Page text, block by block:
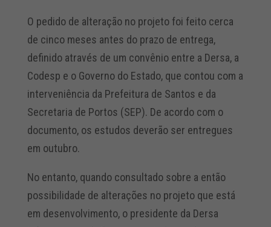
O pedido de alteração no projeto foi feito cerca
de cinco meses antes do prazo de entrega,
definido através de um convênio entre a Dersa, a
Codesp e o Governo do Estado, que contou com a
interveniência da Prefeitura de Santos e da
Secretaria de Portos (SEP). De acordo com o
documento, os estudos deverão ser entregues
em outubro.
No entanto, quando consultado sobre a então
possibilidade de alterações no projeto que está
em desenvolvimento, o presidente da Dersa